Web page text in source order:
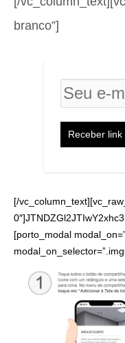
branco”]
Receber
[/
[porto_modal